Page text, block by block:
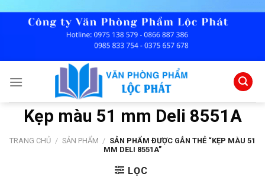
Kẹp màu 51 mm Deli 8551A
TRANG CHỦ / SẢN PHẨM / SẢN PHẨM ĐƯỢC GẮN THẺ “KẸP MÀU 51
MM DELI 8551A”
LỌC